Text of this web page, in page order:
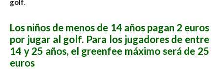
Los niños de menos de 14 años pagan 2 euros
por jugar al golf. Para los jugadores de entre
14 y 25 años, el greenfee máximo será de 25
euros